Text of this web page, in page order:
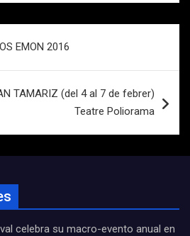
EMON 2016
TAMARIZ (del 4 al 7 de febrer)
Teatre Poliorama
celebra su macro-evento anual en